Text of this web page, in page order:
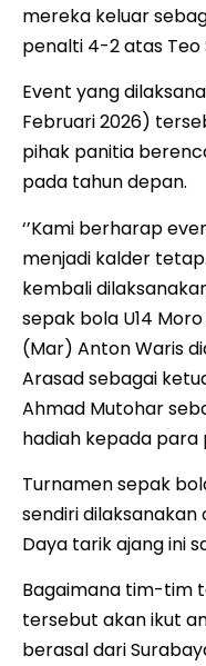
mereka keluar
penalti 4-2 atas Teo
Event yang
Februari 2026)
pihak panitia
pada tahun depan.
‘’Kami berharap
menjadi kalder
kembali
sepak bola U14
(Mar) Anton Waris
Arasad sebagai
Ahmad Mutohar
hadiah kepada para
Turnamen sepak
sendiri dilaksanakan
Daya tarik ajang ini
Bagaimana tim-tim
tersebut akan ikut
berasal dari